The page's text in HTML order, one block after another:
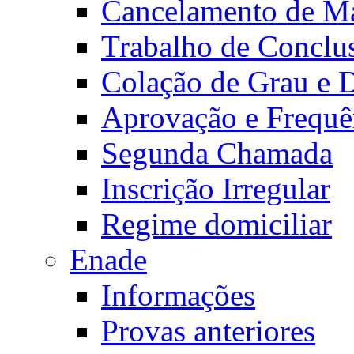
Cancelamento de
Trabalho de
Colação de Grau e
Aprovação e
Segunda Chamada
Inscrição Irregular
Regime domiciliar
Enade
Informações
Provas anteriores